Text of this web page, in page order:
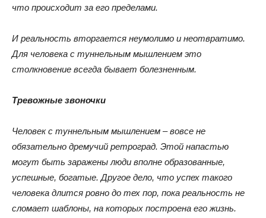
что происходит за его пределами.
И реальность вторгается неумолимо и неотвратимо.
Для человека с туннельным мышлением это
столкновение всегда бывает болезненным.
Тревожные звоночки
Человек с туннельным мышлением – вовсе не
обязательно дремучий ретроград. Этой напастью
могут быть заражены люди вполне образованные,
успешные, богатые. Другое дело, что успех такого
человека длится ровно до тех пор, пока реальность не
сломает шаблоны, на которых построена его жизнь.